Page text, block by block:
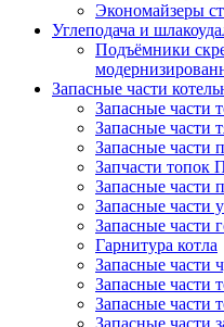
Экономайзеры
Углеподача и
Подъёмники
Запасные части
Запасные
Запасные части
Запасные части
Запчасти
Запасные
Запасные части
Запасные части
Гарнитура котла
Запасные части
Запасные части
Запасные части
Запасные части